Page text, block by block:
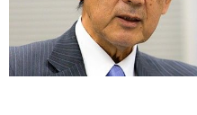
Infos de base